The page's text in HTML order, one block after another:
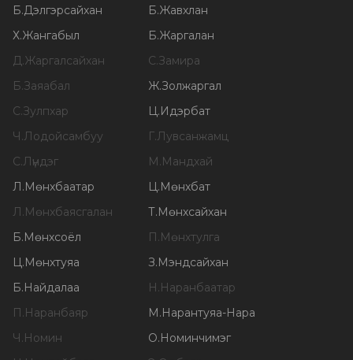
Б.Дэлгэрсайхан Б.Жавхлан
Х.Жангабыл Б.Жаргалан
Д.Жаргалсайхан С.Замира
Б.Заяабал Ж.Золжаргал
С.Зулпхар Ц.Идэрбат
Ч.Лодойсамбуу Г.Лувсанжамц
С.Лүндэг М.Мандхай
Л.Мөнхбаатар Ц.Мөнхбат
Л.Мөнхбаясгалан Т.Мөнхсайхан
Б.Мөнхсоёл П.Мөнхтулга
Ц.Мөнхтуяа З.Мэндсайхан
Б.Найдалаа Н.Наранбаатар
П.Наранбаяр М.Нарантуяа-Нара
Ч.Номин О.Номинчимэг